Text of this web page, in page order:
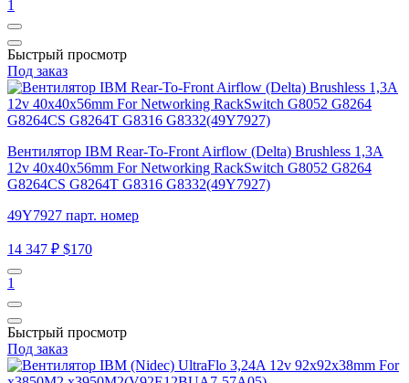
1
Быстрый просмотр
Под заказ
Вентилятор IBM Rear-To-Front Airflow (Delta) Brushless 1,3A
12v 40x40x56mm For Networking RackSwitch G8052 G8264
G8264CS G8264T G8316 G8332(49Y7927)
49Y7927 парт. номер
14 347 ₽ $170
1
Быстрый просмотр
Под заказ